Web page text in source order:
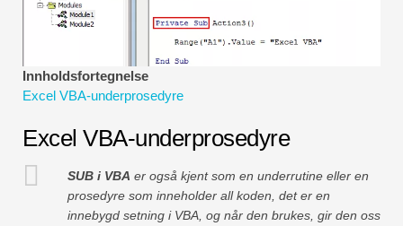
Økonomiske modelleringsveiledninger
Fullstendig format
Innholdsfortegnelse
Excel VBA-underprosedyre
Excel VBA-underprosedyre
SUB i VBA er også kjent som en underrutine eller en
prosedyre som inneholder all koden, det er en
innebygd setning i VBA, og når den brukes, gir den oss